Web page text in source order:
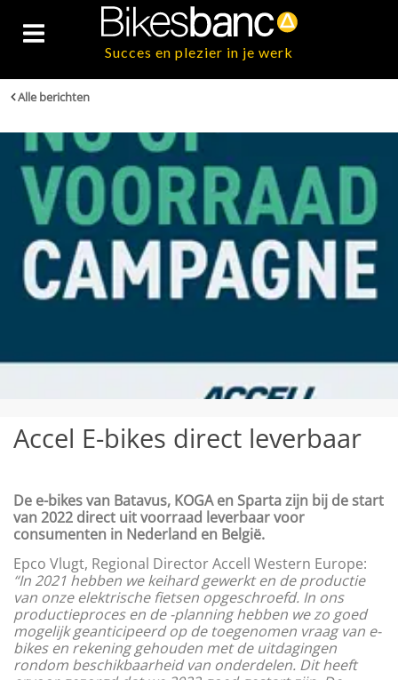
Succes en plezier in je werk
Alle berichten
Accel E-bikes direct leverbaar
De e-bikes van Batavus, KOGA en Sparta zijn bij de start
van 2022 direct uit voorraad leverbaar voor
consumenten in Nederland en België.
Epco Vlugt, Regional Director Accell Western Europe:
“In 2021 hebben we keihard gewerkt en de productie
van onze elektrische fietsen opgeschroefd. In ons
productieproces en de -planning hebben we zo goed
mogelijk geanticipeerd op de toegenomen vraag van e-
bikes en rekening gehouden met de uitdagingen
rondom beschikbaarheid van onderdelen. Dit heeft